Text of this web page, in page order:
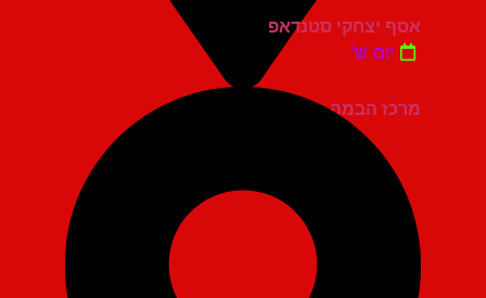
מרכז הבמה גני תקווה
אסף יצחקי סטנדאפ
יום ש'